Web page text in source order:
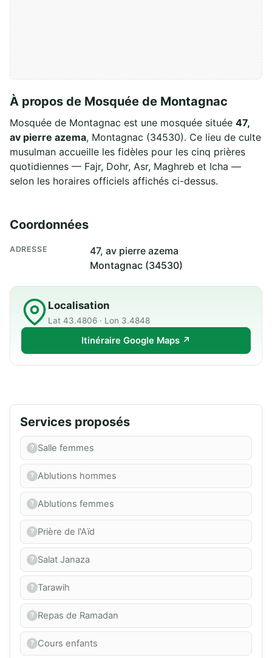
À propos de Mosquée de Montagnac
Mosquée de Montagnac est une mosquée située 47,
av pierre azema, Montagnac (34530). Ce lieu de culte
musulman accueille les fidèles pour les cinq prières
quotidiennes — Fajr, Dohr, Asr, Maghreb et Icha —
selon les horaires officiels affichés ci-dessus.
Coordonnées
ADRESSE
47, av pierre azema
Montagnac (34530)
Localisation
Lat 43.4806 · Lon 3.4848
Itinéraire Google Maps ↗
Services proposés
Salle femmes
Ablutions hommes
Ablutions femmes
Prière de l'Aïd
Salat Janaza
Tarawih
Repas de Ramadan
Cours enfants